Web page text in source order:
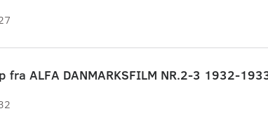
fra ALFA DANMARKSFILM NR.2-3 1932-